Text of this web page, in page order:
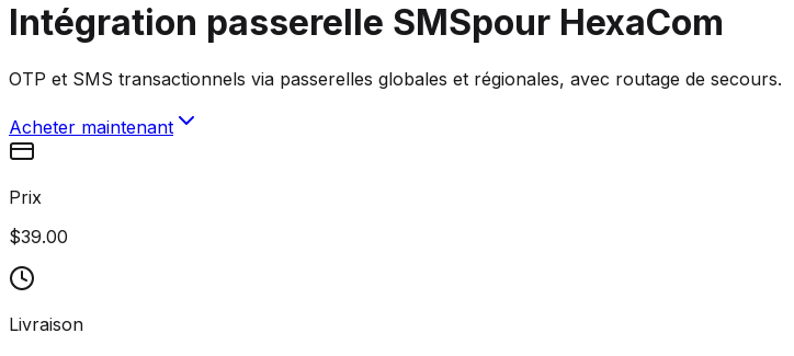
Intégration passerelle SMSpour HexaCom
OTP et SMS transactionnels via passerelles globales et régionales, avec routage de secours.
Acheter maintenant
Prix
$39.00
Livraison